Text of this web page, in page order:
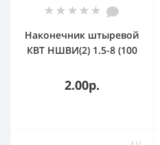
Наконечник штыревой
КВТ НШВИ(2) 1.5-8 (100
2.00р.